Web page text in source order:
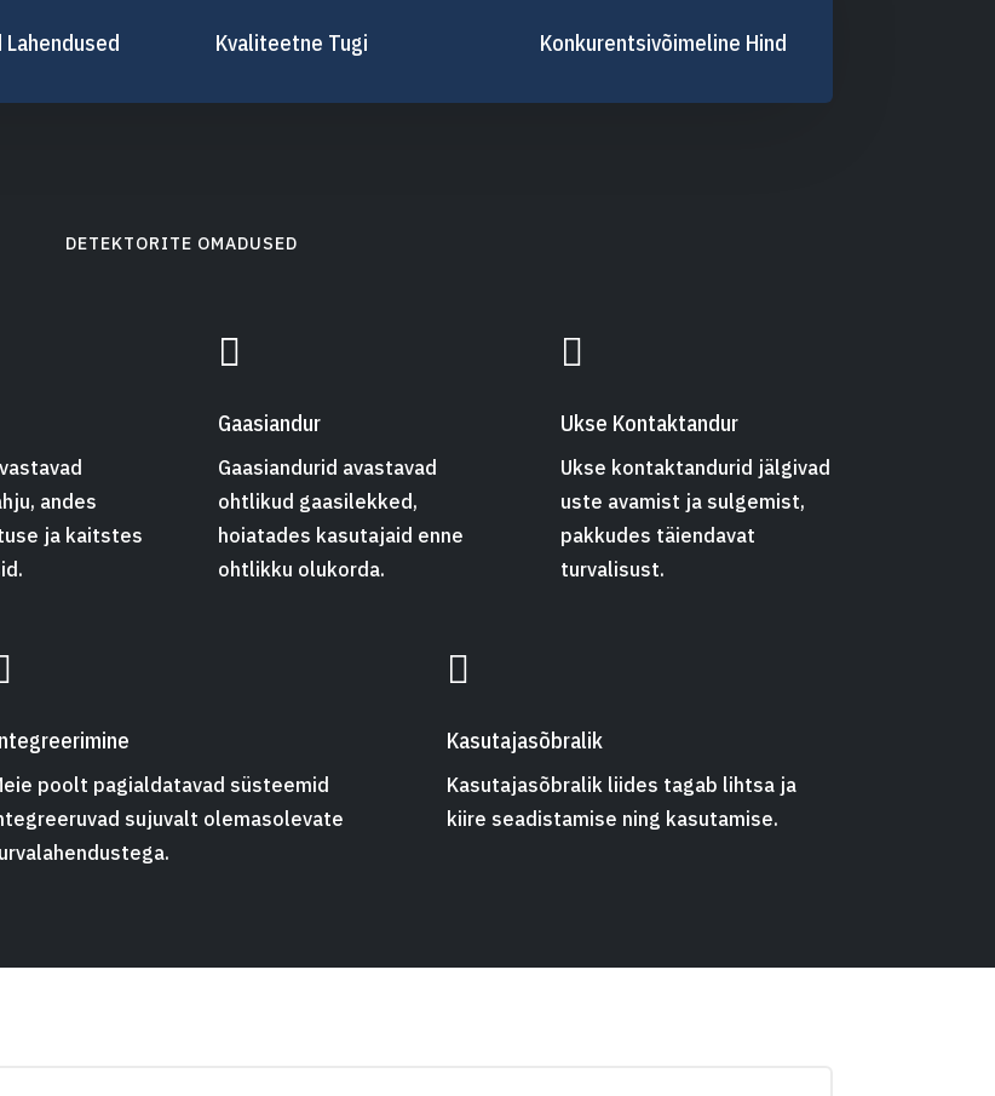
Kvaliteetne Tugi Konkurentsivõimeline Hind
DETEKTORITE OMADUSED
andes
ja kaitstes

Gaasiandur
Gaasiandurid avastavad
ohtlikud gaasilekked,
hoiatades kasutajaid enne
ohtlikku olukorda.

Ukse Kontaktandur
Ukse kontaktandurid jälgivad
uste avamist ja sulgemist,
pakkudes täiendavat
turvalisust.
poolt pagialdatavad süsteemid
sujuvalt olemasolevate

Kasutajasõbralik
Kasutajasõbralik liides tagab lihtsa ja
kiire seadistamise ning kasutamise.